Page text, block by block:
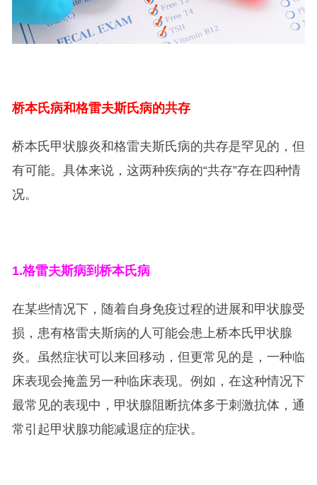
桥本氏病和格雷夫斯氏病的共存
桥本氏甲状腺炎和格雷夫斯氏病的共存是罕见的，但
有可能。具体来说，这两种疾病的“共存”存在四种情
况。
1.格雷夫斯病到桥本氏病
在某些情况下，随着自身免疫过程的进展和甲状腺受
损，患有格雷夫斯病的人可能会患上桥本氏甲状腺
炎。虽然症状可以来回移动，但更常见的是，一种临
床表现会掩盖另一种临床表现。例如，在这种情况下
最常见的表现中，甲状腺阻断抗体多于刺激抗体，通
常引起甲状腺功能减退症的症状。